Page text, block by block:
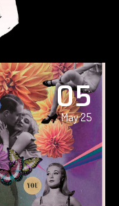
05
May 25